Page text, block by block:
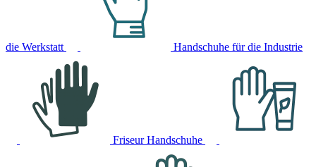
die Werkstatt Handschuhe für die Industrie
Friseur Handschuhe